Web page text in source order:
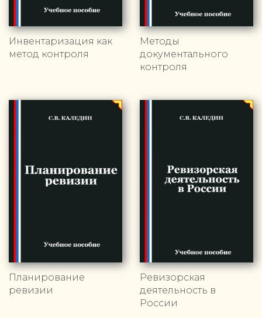
Инвентаризация как
метод контроля
Методы
документального
контроля
Планирование
ревизии
Ревизорская
деятельность в
России